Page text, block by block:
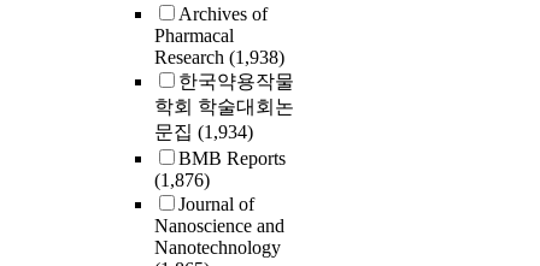
Archives of
Pharmacal
Research (1,938)
한국약용작물
학회 학술대회논
문집 (1,934)
BMB Reports
(1,876)
Journal of
Nanoscience and
Nanotechnology